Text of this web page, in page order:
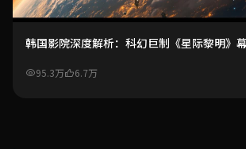
韩国影院深度解析：科幻巨制《星际黎明》
95.3万 6.7万